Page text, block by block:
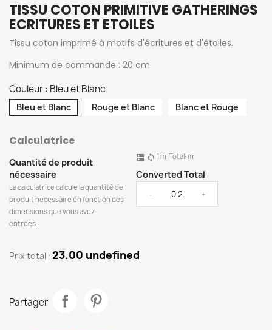
TISSU COTON PRIMITIVE GATHERINGS
ECRITURES ET ETOILES
Tissu coton imprimé à motifs d'écritures et d'étoiles.
Minimum de commande : 20 cm
Couleur : Bleu et Blanc
Bleu et Blanc Rouge et Blanc Blanc et Rouge
Calculatrice
Quantité de produit
nécessaire
La calculatrice calcule la quantité de
produit nécessaire en fonction des
dimensions que vous avez
entrées.
dns sync 1 m Total:m
Converted Total
- +
Prix ​​total : 23.00 undefined
Partager